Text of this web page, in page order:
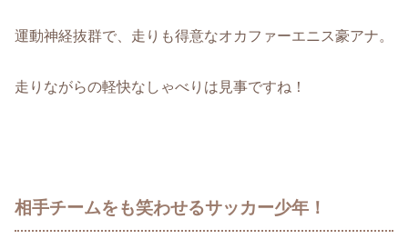
運動神経抜群で、走りも得意なオカファーエニス豪アナ。
走りながらの軽快なしゃべりは見事ですね！
相手チームをも笑わせるサッカー少年！